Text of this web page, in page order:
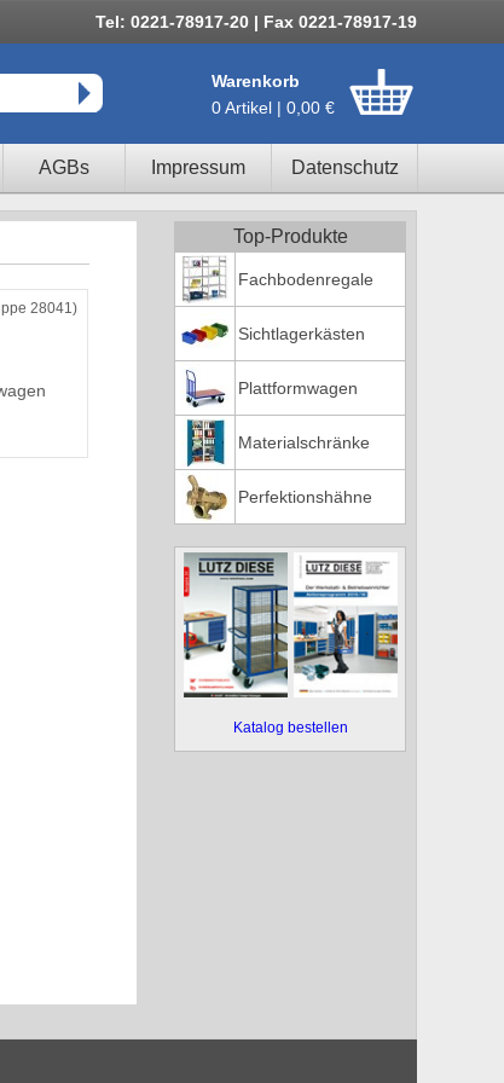
Tel: 0221-78917-20 | Fax 0221-78917-19
Warenkorb
0 Artikel | 0,00 €
AGBs Impressum Datenschutz
28041)
Top-Produkte
Fachbodenregale
Sichtlagerkästen
Plattformwagen
Materialschränke
Perfektionshähne
Katalog bestellen